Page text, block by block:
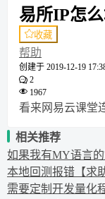
易所IP怎
收藏
帮助
创建于 2019-12-19
2
1967
看来网易云课堂
相关推荐
如果我有MY语言
本地回测报错 【求
需要定制开发量化